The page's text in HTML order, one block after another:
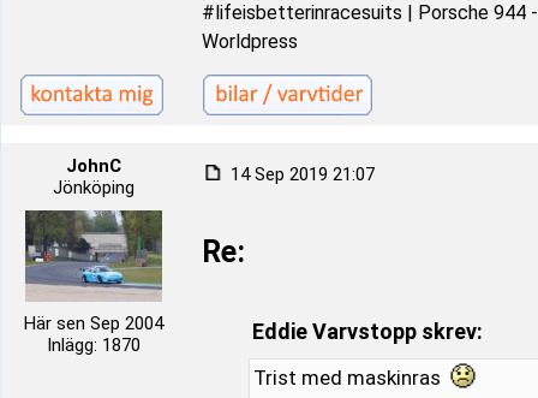
#lifeisbetterinracesuits | Porsche 944
Worldpress
JohnC
Jönköping
Här sen Sep 2004
Inlägg: 1870
14 Sep 2019 21:07
Re:
Eddie Varvstopp skrev:
Trist med maskinras